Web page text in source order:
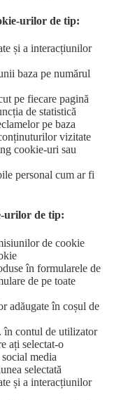
urilor de tip:
și a interacțiunilor
baza pe numărul
pe fiecare pagină
de statistică
pe baza
vizitate
cookie-uri sau
personal cum ar fi
urilor de tip:
de cookie
în formularele de
de pe toate
adăugate în coșul de
în contul de utilizator
ați selectat-o
media
selectată
și a interacțiunilor